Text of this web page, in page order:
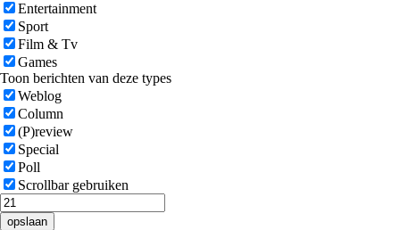
Entertainment
Sport
Film & Tv
Games
Toon berichten van deze types
Weblog
Column
(P)review
Special
Poll
Scrollbar gebruiken
opslaan